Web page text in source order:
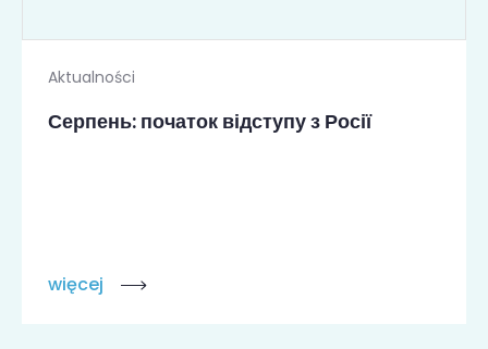
Aktualności
Серпень: початок відступу з Росії
więcej